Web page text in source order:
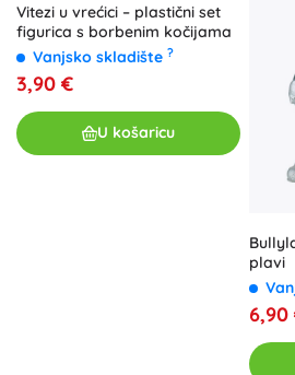
Vitezi u vrećici – plastični set
figurica s borbenim kočijama
Vanjsko skladište ?
3,90 €
U košaricu
plavi
6,90